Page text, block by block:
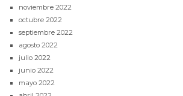
noviembre 2022
octubre 2022
septiembre 2022
agosto 2022
julio 2022
junio 2022
mayo 2022